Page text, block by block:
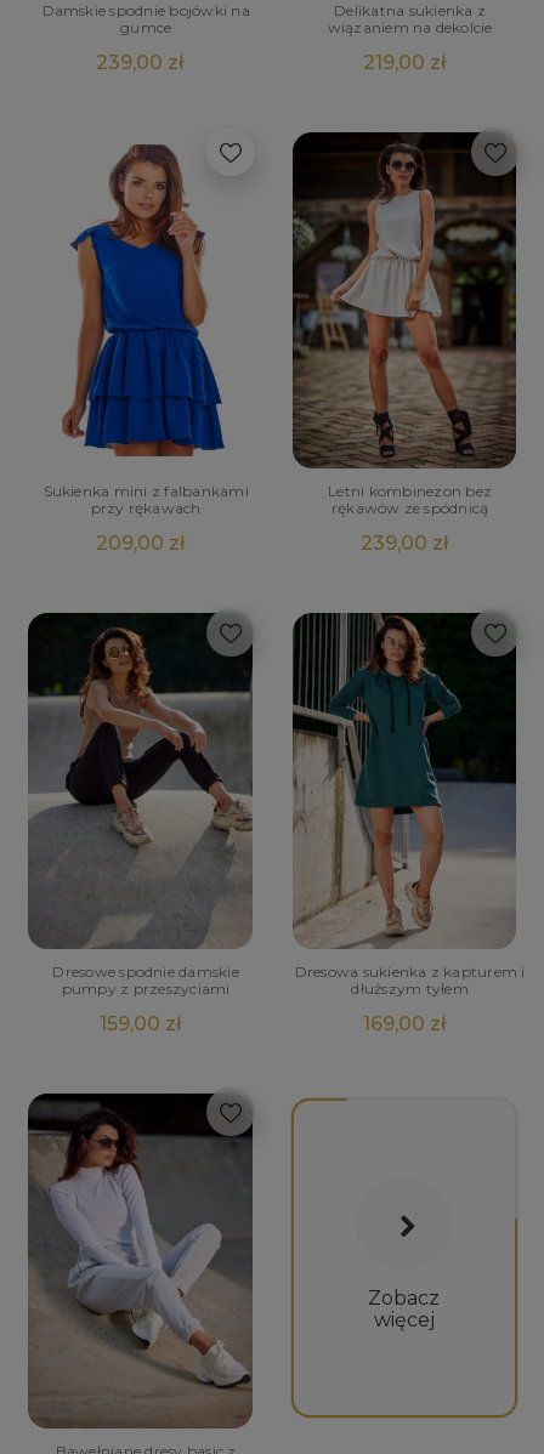
Damskie spodnie bojówki na
gumce
239,00 zł
Delikatna sukienka z
wiązaniem na dekolcie
219,00 zł
Sukienka mini z falbankami
przy rękawach
209,00 zł
Letni kombinezon bez
rękawów ze spódnicą
239,00 zł
Dresowe spodnie damskie
pumpy z przeszyciami
159,00 zł
Dresowa sukienka z kapturem i
dłuższym tyłem
169,00 zł
Zobacz
więcej